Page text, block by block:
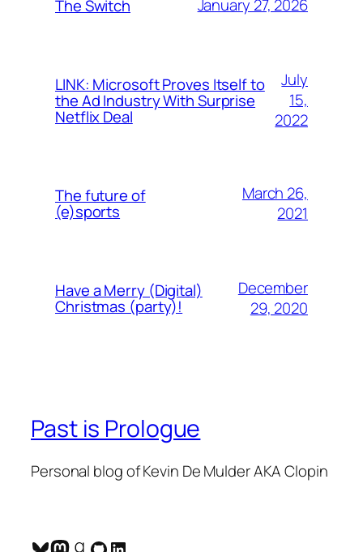
The Switch January 27, 2026
LINK: Microsoft Proves Itself to
the Ad Industry With Surprise
Netflix Deal
July
15,
2022
The future of
(e)sports
March 26,
2021
Have a Merry (Digital)
Christmas (party)!
December
29, 2020
Past is Prologue
Personal blog of Kevin De Mulder AKA Clopin